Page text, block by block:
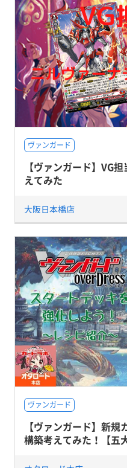
ヴァンガード
【ヴァンガード】VG
えてみた
大阪日本橋店
ヴァンガード
【ヴァンガード】新
構築考えてみた！【五